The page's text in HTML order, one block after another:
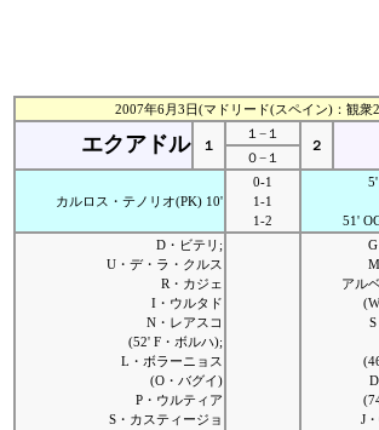
2007年6月3日(マドリード(スペイン)：観衆
エクアドル １
１−１
２
０−１
カルロス・テノリオ(PK) 10'
0-1
1-1
1-2
51'
D・ビテリ;
U・デ・ラ・クルス
R・カジェ
I・ウルタド
N・レアスコ
(52' F・ボルハ);
L・ボラーニョス
(O・バグイ)
P・ウルティア
S・カスティージョ
アル
J